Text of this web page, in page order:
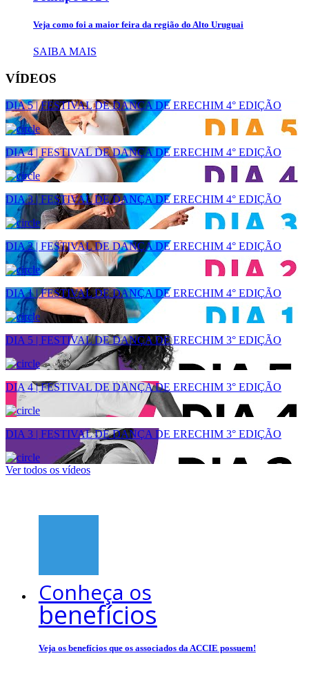
Veja como foi a maior feira da região do Alto Uruguai
SAIBA MAIS
VÍDEOS
DIA 5 | FESTIVAL DE DANÇA DE ERECHIM 4° EDIÇÃO
DIA 4 | FESTIVAL DE DANÇA DE ERECHIM 4° EDIÇÃO
DIA 3 | FESTIVAL DE DANÇA DE ERECHIM 4° EDIÇÃO
DIA 2 | FESTIVAL DE DANÇA DE ERECHIM 4° EDIÇÃO
DIA 1 | FESTIVAL DE DANÇA DE ERECHIM 4° EDIÇÃO
DIA 5 | FESTIVAL DE DANÇA DE ERECHIM 3° EDIÇÃO
DIA 4 | FESTIVAL DE DANÇA DE ERECHIM 3° EDIÇÃO
DIA 3 | FESTIVAL DE DANÇA DE ERECHIM 3° EDIÇÃO
Ver todos os vídeos
Conheça os
benefícios
Veja os benefícios que os associados da ACCIE possuem!